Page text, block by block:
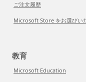
ご注文履歴
Microsoft Store をお選びい
教育
Microsoft Education